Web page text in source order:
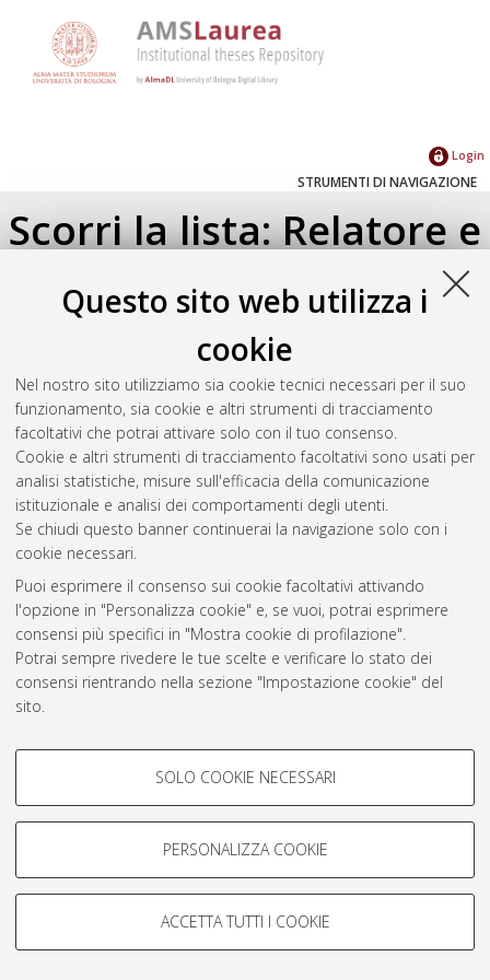
Questo sito web utilizza i
cookie
Nel nostro sito utilizziamo sia cookie tecnici necessari per il suo
funzionamento, sia cookie e altri strumenti di tracciamento
facoltativi che potrai attivare solo con il tuo consenso.
Cookie e altri strumenti di tracciamento facoltativi sono usati per
analisi statistiche, misure sull'efficacia della comunicazione
istituzionale e analisi dei comportamenti degli utenti.
Se chiudi questo banner continuerai la navigazione solo con i
cookie necessari.
Puoi esprimere il consenso sui cookie facoltativi attivando
l'opzione in "Personalizza cookie" e, se vuoi, potrai esprimere
consensi più specifici in "Mostra cookie di profilazione".
Potrai sempre rivedere le tue scelte e verificare lo stato dei
consensi rientrando nella sezione "Impostazione cookie" del
sito.
COOKIE DI PROFILAZIONE -
Si tratta di cookie utilizzati per analizzare le caratteristiche della
navigazione degli utenti, creare profili in base al loro comportamento
Mostra cookie di profilazione
COOKIE TECNICI - NECESSARI
SOLO COOKIE NECESSARI
PERSONALIZZA COOKIE
ACCETTA TUTTI I COOKIE
Login
STRUMENTI DI NAVIGAZIONE
Scorri la lista: Relatore e
Correlatore
Seleziona un valore dall'elenco sottostante.
2024(8)
2023(1)
2022 (3)
2021(6)
Atom
Rss 1.0
Rss 2.0
AMS Laurea
Servizio implementato e gestito da
Impostazioni Cookie
Informativa sulla privacy
© ALMA MATER STUDIORUM - Università di Bologna, 2007-2026.